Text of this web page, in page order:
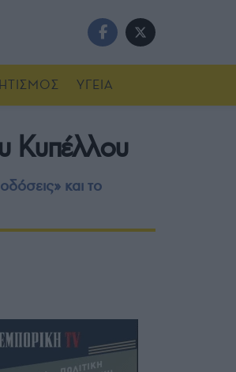
ΥΓΕΙΑ
Κυπέλλου
και το